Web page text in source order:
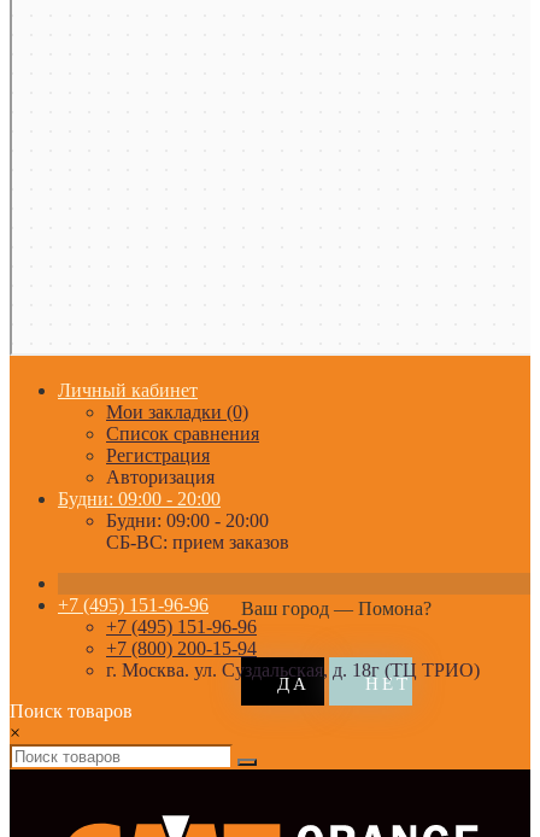
Личный кабинет
Мои закладки (0)
Список сравнения
Регистрация
Авторизация
Будни: 09:00 - 20:00
Будни: 09:00 - 20:00
СБ-ВС: прием заказов
Ваш город — Помона?
+7 (495) 151-96-96
+7 (495) 151-96-96
+7 (800) 200-15-94
г. Москва. ул. Суздальская, д. 18г (ТЦ ТРИО)
Поиск товаров
×